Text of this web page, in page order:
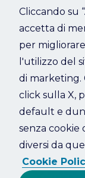
Cliccando su
accetta di
per
l'utilizzo del
di marketing.
click sulla X,
default e
senza
diversi da
Cookie